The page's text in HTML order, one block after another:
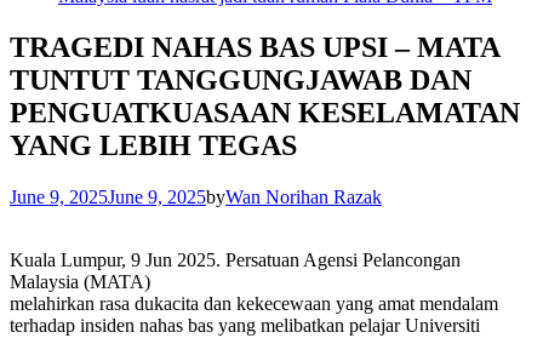
TRAGEDI NAHAS BAS UPSI – MATA
TUNTUT TANGGUNGJAWAB DAN
PENGUATKUASAAN KESELAMATAN
YANG LEBIH TEGAS
June 9, 2025June 9, 2025byWan Norihan Razak
Kuala Lumpur, 9 Jun 2025. Persatuan Agensi Pelancongan
Malaysia (MATA)
melahirkan rasa dukacita dan kekecewaan yang amat mendalam
terhadap insiden nahas bas yang melibatkan pelajar Universiti